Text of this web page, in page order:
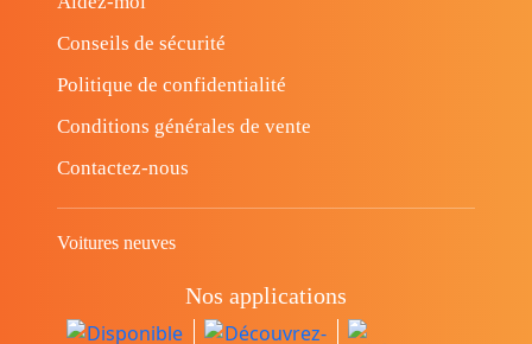
Conseils de sécurité
Politique de confidentialité
Conditions générales de vente
Contactez-nous
Voitures neuves
Nos applications